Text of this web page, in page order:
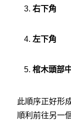
右下角
左下角
棺木頭部
此順序正好形
順利前往另一